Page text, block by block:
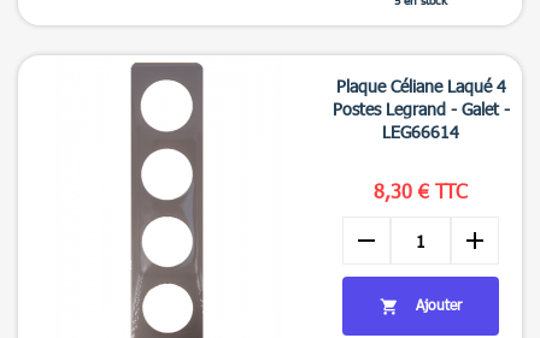

Plaque Céliane Laqué 4
Postes Legrand - Galet -
LEG66614
8,30 € TTC
remove add
 Ajouter